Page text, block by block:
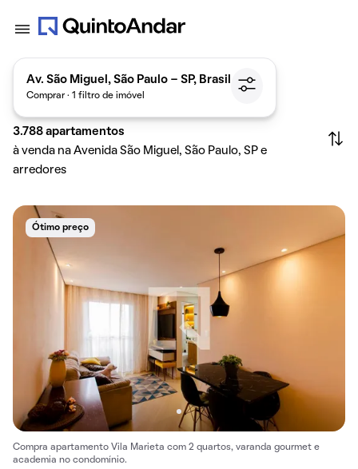
Av. São Miguel, São Paulo - SP, Brasil
Comprar · 1 filtro de imóvel
3.788 apartamentos
à venda na Avenida São Miguel, São Paulo, SP e
arredores
Ótimo preço
Compra apartamento Vila Marieta com 2 quartos, varanda gourmet e
academia no condomínio.